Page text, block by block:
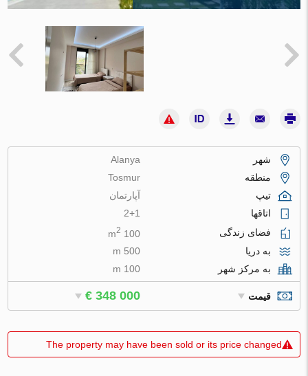
شهر
Alanya
منطقه
Tosmur
تیپ
آپارتمان
اتاقها
2+1
فضای زندگی
100 m
2
به دریا
500 m
به مرکز شهر
100 m
قیمت € 348 000
The property may have been sold or its price changed